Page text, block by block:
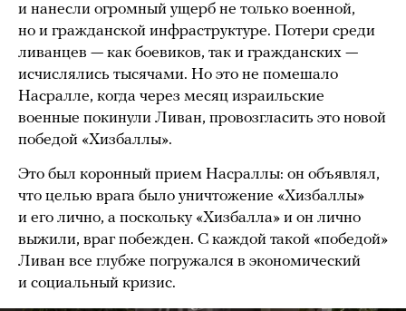
и нанесли огромный ущерб не только военной,
но и гражданской инфраструктуре. Потери среди
ливанцев — как боевиков, так и гражданских —
исчислялись тысячами. Но это не помешало
Насралле, когда через месяц израильские
военные покинули Ливан, провозгласить это новой
победой «Хизбаллы».
Это был коронный прием Насраллы: он объявлял,
что целью врага было уничтожение «Хизбаллы»
и его лично, а поскольку «Хизбалла» и он лично
выжили, враг побежден. С каждой такой «победой»
Ливан все глубже погружался в экономический
и социальный кризис.